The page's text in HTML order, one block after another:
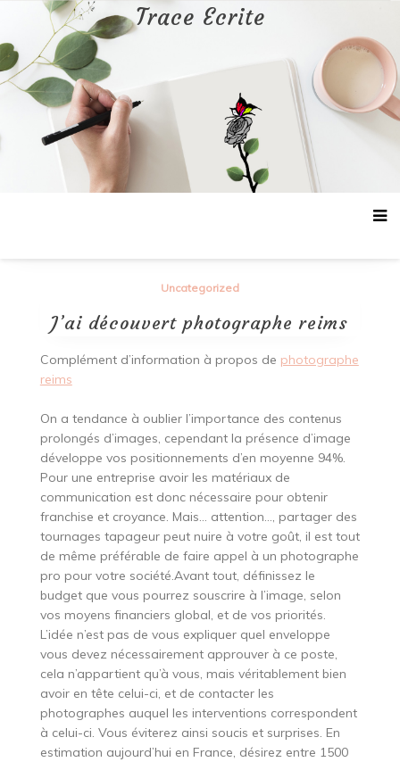
contenu
Trace Ecrite
Uncategorized
J’ai découvert photographe reims
Complément d’information à propos de photographe
reims
On a tendance à oublier l’importance des contenus
prolongés d’images, cependant la présence d’image
développe vos positionnements d’en moyenne 94%.
Pour une entreprise avoir les matériaux de
communication est donc nécessaire pour obtenir
franchise et croyance. Mais… attention…, partager des
tournages tapageur peut nuire à votre goût, il est tout
de même préférable de faire appel à un photographe
pro pour votre société.Avant tout, définissez le
budget que vous pourrez souscrire à l’image, selon
vos moyens financiers global, et de vos priorités.
L’idée n’est pas de vous expliquer quel enveloppe
vous devez nécessairement approuver à ce poste,
cela n’appartient qu’à vous, mais véritablement bien
avoir en tête celui-ci, et de contacter les
photographes auquel les interventions correspondent
à celui-ci. Vous éviterez ainsi soucis et surprises. En
estimation aujourd’hui en France, désirez entre 1500